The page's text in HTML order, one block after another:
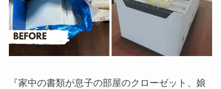
『家中の書類が息子の部屋のクローゼット、娘